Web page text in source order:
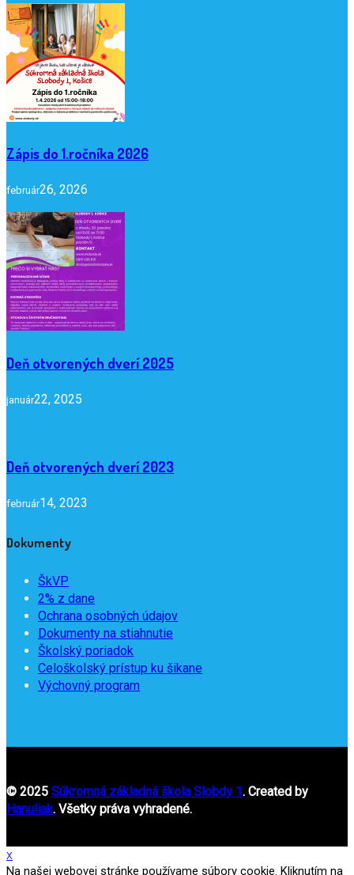
Zápis do 1.ročníka 2026
február26, 2026
Deň otvorených dverí 2025
január22, 2025
Deň otvorených dverí 2023
február14, 2023
Dokumenty
ŠkVP
2% z dane
Ochrana osobných údajov
Dokumenty na stiahnutie
Školský poriadok
Celoškolský prístup ku šikane
Výchovný program
© 2025 Súkromná základná škola Slobdy 1. Created by
Hanuliak. Všetky práva vyhradené.
x
Na našej webovej stránke používame súbory cookie. Kliknutím na